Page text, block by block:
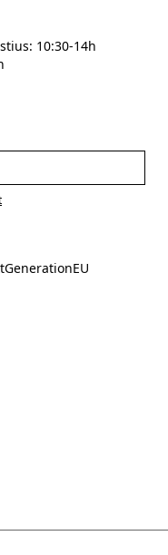
10:30-14h